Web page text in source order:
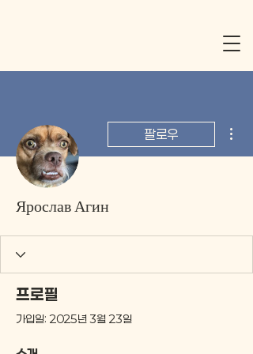
팔로우
Ярослав Агин
프로필
가입일: 2025년 3월 23일